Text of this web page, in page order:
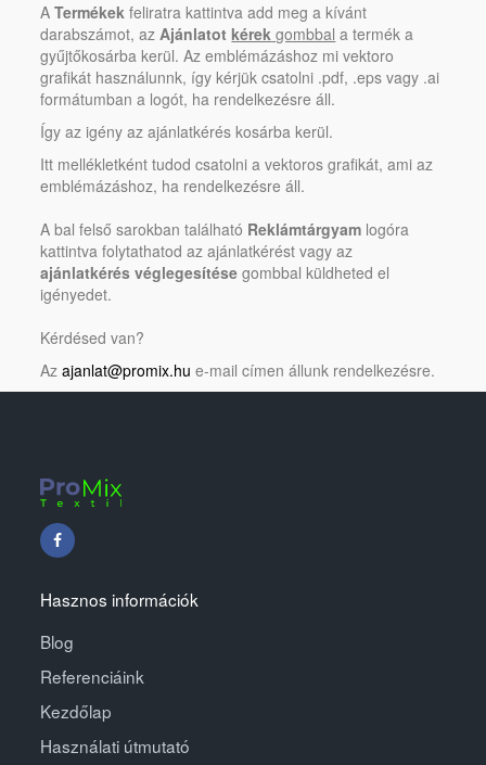
ATermékek feliratra kattintva add meg a kívánt
darabszámot, azAjánlatotkérek gombbal a termék a
gyűjtőkosárba kerül. Az emblémázáshoz mi vektoro
grafikát használunnk, így kérjük csatolni .pdf, .eps vagy .ai
formátumban a logót, ha rendelkezésre áll.
Így az igény az ajánlatkérés kosárba kerül.
Itt mellékletként tudod csatolni a vektoros grafikát, ami az
emblémázáshoz, ha rendelkezésre áll.
A bal felső sarokban található Reklámtárgyam logóra
kattintva folytathatod az ajánlatkérést vagy az
ajánlatkérés véglegesítése gombbal küldheted el
igényedet.
Kérdésed van?
Azajanlat@promix.hu e-mail címen állunk rendelkezésre.
Hasznos információk
Blog
Referenciáink
Kezdőlap
Használati útmutató